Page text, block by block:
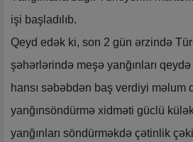
işi başladılıb.
Qeyd edək ki, son 2 gün ərzində
şəhərlərində meşə yanğınları qeydə
hansı səbəbdən baş verdiyi məlum
yanğınsöndürmə xidməti güclü
yanğınları söndürməkdə çətinlik